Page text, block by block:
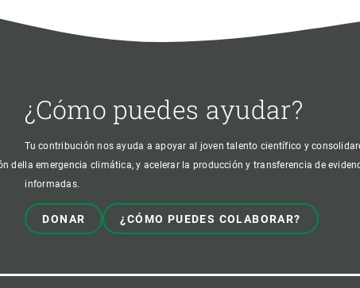
del
¿Cómo puedes ayudar?
Tu contribución nos ayuda a apoyar al joven talento científico y
la emergencia climática, y acelerar la producción y transferencia de
informadas.
DONAR ¿CÓMO PUEDES COLABORAR?